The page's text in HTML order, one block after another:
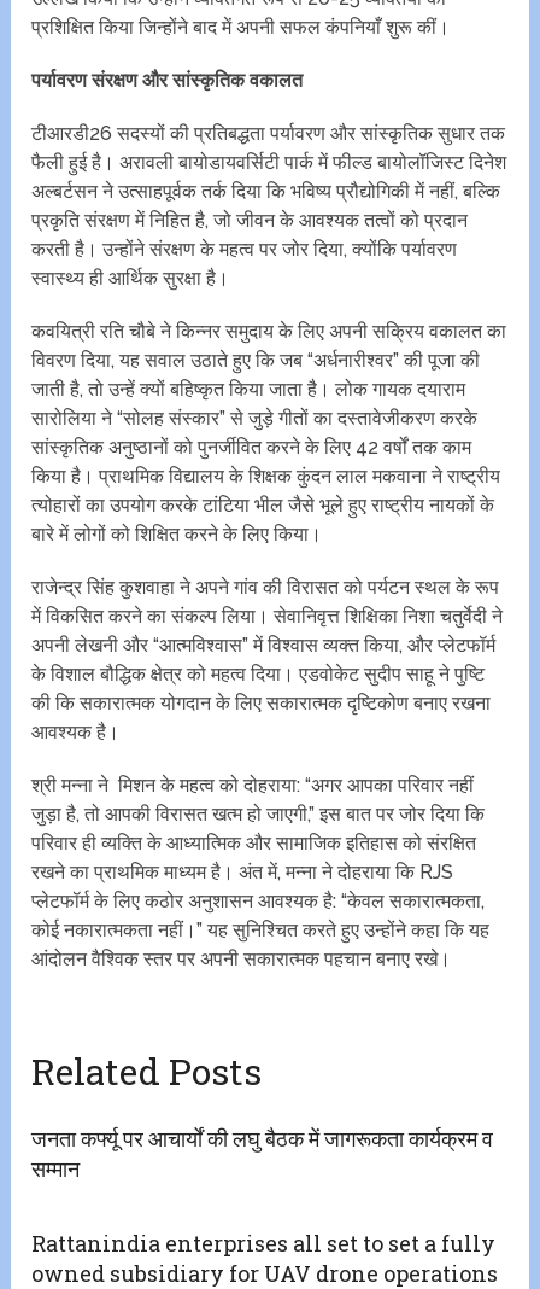
प्रशिक्षित किया जिन्होंने बाद में अपनी सफल कंपनियाँ शुरू कीं।
पर्यावरण संरक्षण और सांस्कृतिक वकालत
टीआरडी26 सदस्यों की प्रतिबद्धता पर्यावरण और सांस्कृतिक सुधार तक
फैली हुई है। अरावली बायोडायवर्सिटी पार्क में फील्ड बायोलॉजिस्ट दिनेश
अल्बर्टसन ने उत्साहपूर्वक तर्क दिया कि भविष्य प्रौद्योगिकी में नहीं, बल्कि
प्रकृति संरक्षण में निहित है, जो जीवन के आवश्यक तत्वों को प्रदान
करती है। उन्होंने संरक्षण के महत्व पर जोर दिया, क्योंकि पर्यावरण
स्वास्थ्य ही आर्थिक सुरक्षा है।
कवयित्री रति चौबे ने किन्नर समुदाय के लिए अपनी सक्रिय वकालत का
विवरण दिया, यह सवाल उठाते हुए कि जब “अर्धनारीश्वर” की पूजा की
जाती है, तो उन्हें क्यों बहिष्कृत किया जाता है। लोक गायक दयाराम
सारोलिया ने “सोलह संस्कार” से जुड़े गीतों का दस्तावेजीकरण करके
सांस्कृतिक अनुष्ठानों को पुनर्जीवित करने के लिए 42 वर्षों तक काम
किया है। प्राथमिक विद्यालय के शिक्षक कुंदन लाल मकवाना ने राष्ट्रीय
त्योहारों का उपयोग करके टांटिया भील जैसे भूले हुए राष्ट्रीय नायकों के
बारे में लोगों को शिक्षित करने के लिए किया।
राजेन्द्र सिंह कुशवाहा ने अपने गांव की विरासत को पर्यटन स्थल के रूप
में विकसित करने का संकल्प लिया। सेवानिवृत्त शिक्षिका निशा चतुर्वेदी ने
अपनी लेखनी और “आत्मविश्वास” में विश्वास व्यक्त किया, और प्लेटफॉर्म
के विशाल बौद्धिक क्षेत्र को महत्व दिया। एडवोकेट सुदीप साहू ने पुष्टि
की कि सकारात्मक योगदान के लिए सकारात्मक दृष्टिकोण बनाए रखना
आवश्यक है।
श्री मन्ना ने मिशन के महत्व को दोहराया: “अगर आपका परिवार नहीं
जुड़ा है, तो आपकी विरासत खत्म हो जाएगी,” इस बात पर जोर दिया कि
परिवार ही व्यक्ति के आध्यात्मिक और सामाजिक इतिहास को संरक्षित
रखने का प्राथमिक माध्यम है। अंत में, मन्ना ने दोहराया कि RJS
प्लेटफॉर्म के लिए कठोर अनुशासन आवश्यक है: “केवल सकारात्मकता,
कोई नकारात्मकता नहीं।” यह सुनिश्चित करते हुए उन्होंने कहा कि यह
आंदोलन वैश्विक स्तर पर अपनी सकारात्मक पहचान बनाए रखे।
Related Posts
जनता कर्फ्यू पर आचार्यों की लघु बैठक में जागरूकता कार्यक्रम व
सम्मान
Rattanindia enterprises all set to set a fully
owned subsidiary for UAV drone operations